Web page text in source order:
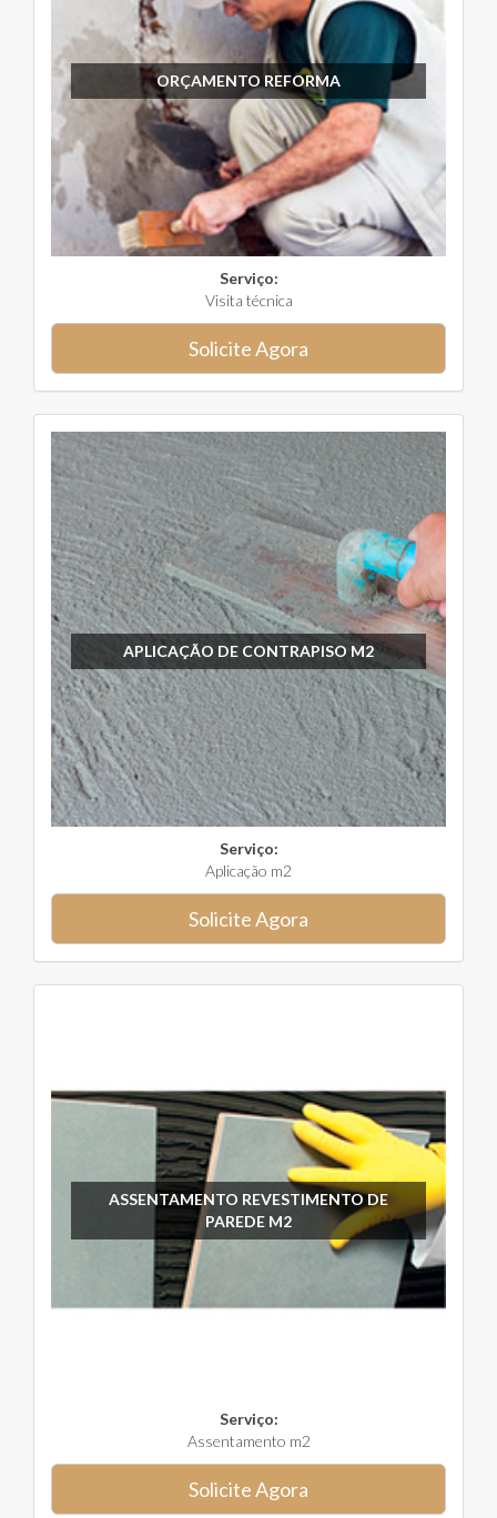
ORÇAMENTO REFORMA
Serviço:
Visita técnica
Solicite Agora
APLICAÇÃO DE CONTRAPISO M2
Serviço:
Aplicação m2
Solicite Agora
ASSENTAMENTO REVESTIMENTO DE
PAREDE M2
Serviço:
Assentamento m2
Solicite Agora